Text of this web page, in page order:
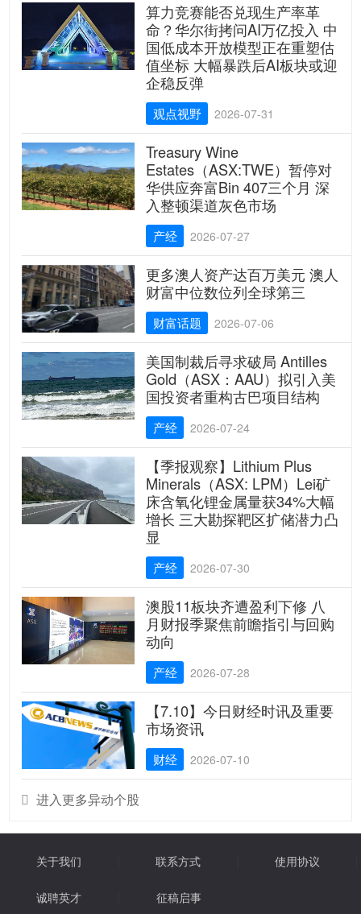
算力竞赛能否兑现生产率革
命？华尔街拷问AI万亿投入 中
国低成本开放模型正在重塑估
值坐标 大幅暴跌后AI板块或迎
企稳反弹
观点视野 2026-07-31
Treasury Wine
Estates（ASX:TWE）暂停对
华供应奔富Bin 407三个月 深
入整顿渠道灰色市场
产经 2026-07-27
更多澳人资产达百万美元 澳人
财富中位数位列全球第三
财富话题 2026-07-06
美国制裁后寻求破局 Antilles
Gold（ASX：AAU）拟引入美
国投资者重构古巴项目结构
产经 2026-07-24
【季报观察】Lithium Plus
Minerals（ASX: LPM）Lei矿
床含氧化锂金属量获34%大幅
增长 三大勘探靶区扩储潜力凸
显
产经 2026-07-30
澳股11板块齐遭盈利下修 八
月财报季聚焦前瞻指引与回购
动向
产经 2026-07-28
【7.10】今日财经时讯及重要
市场资讯
财经 2026-07-10
 进入更多异动个股
关于我们 联系方式 使用协议
诚聘英才 征稿启事